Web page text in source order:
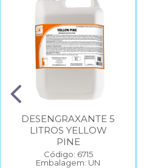
DESENGRAXANTE 5
LITROS YELLOW
PINE
Código: 6715
Embalagem: UN